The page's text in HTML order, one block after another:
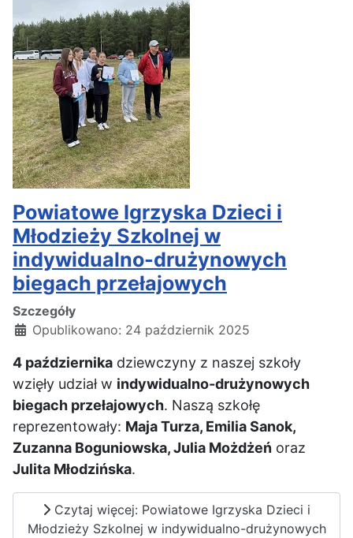
Powiatowe Igrzyska Dzieci i
Młodzieży Szkolnej w
indywidualno-drużynowych
biegach przełajowych
Szczegóły
Opublikowano: 24 październik 2025
4 października dziewczyny z naszej szkoły
wzięły udział w indywidualno-drużynowych
biegach przełajowych. Naszą szkołę
reprezentowały: Maja Turza, Emilia Sanok,
Zuzanna Boguniowska, Julia Możdżeń oraz
Julita Młodzińska.
Czytaj więcej: Powiatowe Igrzyska Dzieci i
Młodzieży Szkolnej w indywidualno-drużynowych